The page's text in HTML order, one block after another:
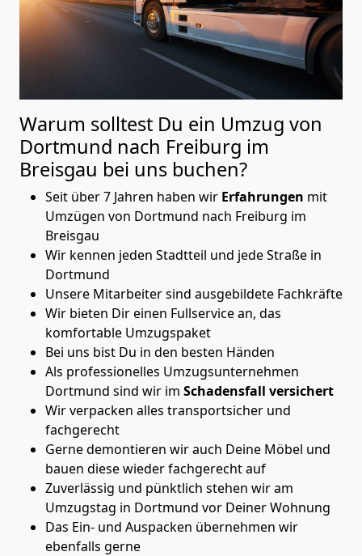
Warum solltest Du ein Umzug von
Dortmund nach Freiburg im
Breisgau bei uns buchen?
Seit über 7 Jahren haben wir Erfahrungen mit
Umzügen von Dortmund nach Freiburg im
Breisgau
Wir kennen jeden Stadtteil und jede Straße in
Dortmund
Unsere Mitarbeiter sind ausgebildete Fachkräfte
Wir bieten Dir einen Fullservice an, das
komfortable Umzugspaket
Bei uns bist Du in den besten Händen
Als professionelles Umzugsunternehmen
Dortmund sind wir im Schadensfall versichert
Wir verpacken alles transportsicher und
fachgerecht
Gerne demontieren wir auch Deine Möbel und
bauen diese wieder fachgerecht auf
Zuverlässig und pünktlich stehen wir am
Umzugstag in Dortmund vor Deiner Wohnung
Das Ein- und Auspacken übernehmen wir
ebenfalls gerne